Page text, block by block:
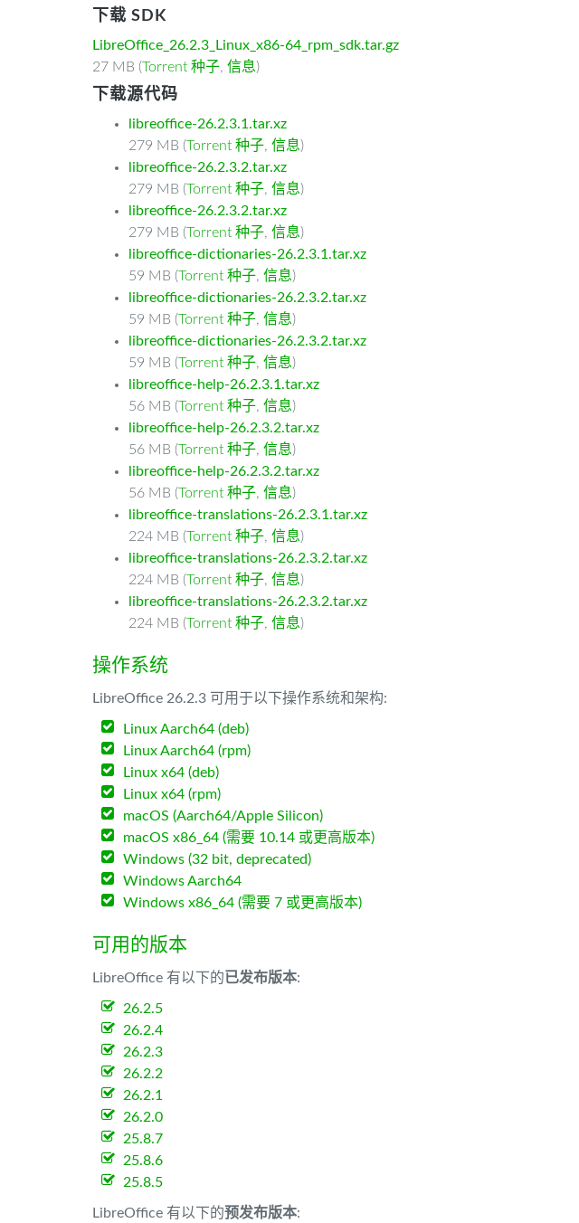
下载 SDK
LibreOffice_26.2.3_Linux_x86-64_rpm_sdk.tar.gz
27 MB (Torrent 种子, 信息)
下载源代码
libreoffice-26.2.3.1.tar.xz
279 MB (Torrent 种子, 信息)
libreoffice-26.2.3.2.tar.xz
279 MB (Torrent 种子, 信息)
libreoffice-26.2.3.2.tar.xz
279 MB (Torrent 种子, 信息)
libreoffice-dictionaries-26.2.3.1.tar.xz
59 MB (Torrent 种子, 信息)
libreoffice-dictionaries-26.2.3.2.tar.xz
59 MB (Torrent 种子, 信息)
libreoffice-dictionaries-26.2.3.2.tar.xz
59 MB (Torrent 种子, 信息)
libreoffice-help-26.2.3.1.tar.xz
56 MB (Torrent 种子, 信息)
libreoffice-help-26.2.3.2.tar.xz
56 MB (Torrent 种子, 信息)
libreoffice-help-26.2.3.2.tar.xz
56 MB (Torrent 种子, 信息)
libreoffice-translations-26.2.3.1.tar.xz
224 MB (Torrent 种子, 信息)
libreoffice-translations-26.2.3.2.tar.xz
224 MB (Torrent 种子, 信息)
libreoffice-translations-26.2.3.2.tar.xz
224 MB (Torrent 种子, 信息)
操作系统
LibreOffice 26.2.3 可用于以下操作系统和架构:
Linux Aarch64 (deb)
Linux Aarch64 (rpm)
Linux x64 (deb)
Linux x64 (rpm)
macOS (Aarch64/Apple Silicon)
macOS x86_64 (需要 10.14 或更高版本)
Windows (32 bit, deprecated)
Windows Aarch64
Windows x86_64 (需要 7 或更高版本)
可用的版本
LibreOffice 有以下的已发布版本:
26.2.5
26.2.4
26.2.3
26.2.2
26.2.1
26.2.0
25.8.7
25.8.6
25.8.5
LibreOffice 有以下的预发布版本: